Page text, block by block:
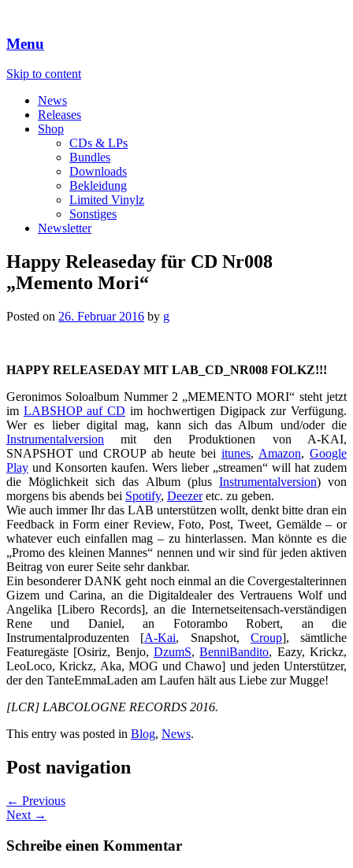
Menu
Skip to content
News
Releases
Shop
CDs & LPs
Bundles
Downloads
Bekleidung
Limited Vinylz
Sonstiges
Newsletter
Happy Releaseday für CD Nr008
„Memento Mori“
Posted on 26. Februar 2016 by g
HAPPY RELEASEDAY MIT LAB_CD_NR008 FOLKZ!!!
Geronimos Soloalbum Nummer 2 „MEMENTO MORI“ steht jetzt
im LABSHOP auf CD im hochwertigen Digipack zur Verfügung.
Wer es lieber digital mag, kann sich das Album und/oder die
Instrumentalversion mit den Produktionen von A-KAI,
SNAPSHOT und CROUP ab heute bei itunes, Amazon, Google
Play und Konsorten kaufen. Wers lieber „streamen“ will hat zudem
die Möglichkeit sich das Album (plus Instrumentalversion) von
morgens bis abends bei Spotify, Deezeretc. zu geben.
Wie auch immer Ihr das LAB unterstützen wollt, denkt bitte dran ein
Feedback in Form einer Review, Foto, Post, Tweet, Gemälde – or
whatever euch einfallen mag – zu hinterlassen. Man könnte es die
„Promo des kleinen Mannes“ nennen und wir sind für jeden aktiven
Beitrag von eurer Seite sehr dankbar.
Ein besonderer DANK geht noch einmal an die Covergestalterinnen
Gizem und Carina, an die Digitaldealer des Vertrauens Wolf und
Angelika [Libero Records], an die Internetseitensach-verständigen
Rene und Daniel, an Fotorambo Robert, an die
Instrumentalproduzenten [A-Kai, Snapshot, Croup], sämtliche
Featuregäste [Osiriz, Benjo, DzumS,BenniBandito, Eazy, Krickz,
LeoLoco, Krickz, Aka, MOG und Chawo] und jeden Unterstützer,
der den TanteEmmaLaden am Laufen hält aus Liebe zur Mugge!
[LCR] LABCOLOGNE RECORDS 2016.
This entry was posted in Blog, News.
Post navigation
← Previous
Next →
Schreibe einen Kommentar